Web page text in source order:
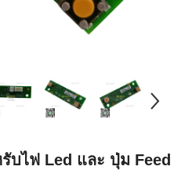
บไฟ Led และ ปุ่ม Feed